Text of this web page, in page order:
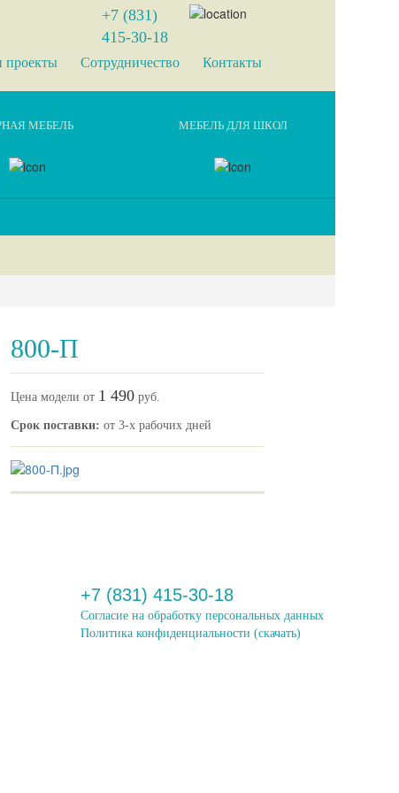
+7 (831)
415-30-18
Сотрудничество Контакты
МЕБЕЛЬ МЕБЕЛЬ ДЛЯ ШКОЛ
800-П
Цена модели от 1 490 руб.
Срок поставки: от 3-х рабочих дней
+7 (831) 415-30-18
Согласие на обработку персональных данных
Политика конфиденциальности (скачать)